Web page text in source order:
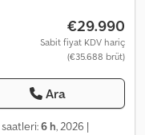
€29.990
Sabit fiyat KDV hariç
(€35.688 brüt)
Ara
saatleri:6 h, 2026 |